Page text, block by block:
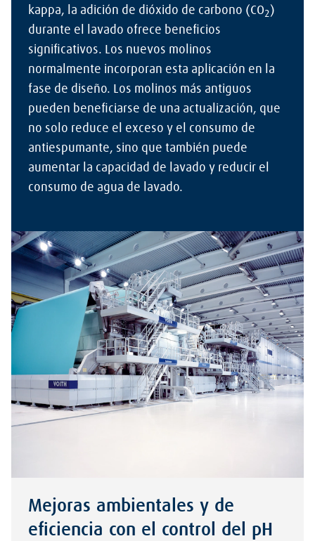
kappa, la adición de dióxido de carbono (CO2 )
durante el lavado ofrece beneficios
significativos. Los nuevos molinos
normalmente incorporan esta aplicación en la
fase de diseño. Los molinos más antiguos
pueden beneficiarse de una actualización, que
no solo reduce el exceso y el consumo de
antiespumante, sino que también puede
aumentar la capacidad de lavado y reducir el
consumo de agua de lavado.
Mejoras ambientales y de
eficiencia con el control del pH